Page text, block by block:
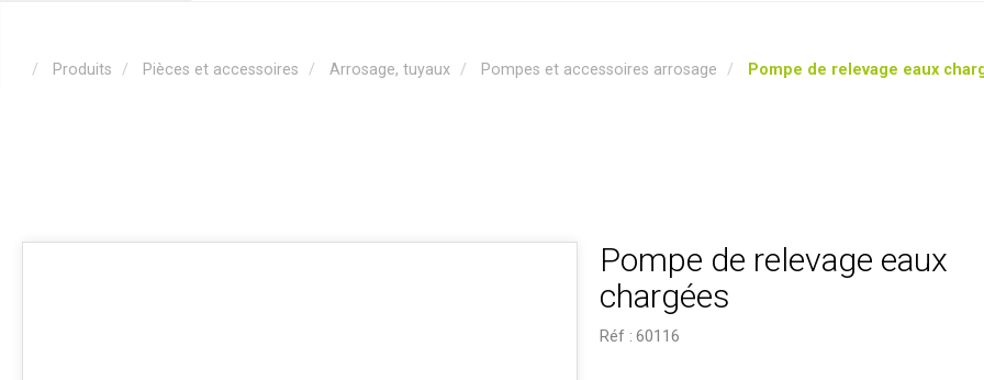
Produits Pièces et accessoires Arrosage, tuyaux Pompes et accessoires arrosage Pompe de relevage eaux
Pompe de relevage eaux
chargées
Réf : 60116